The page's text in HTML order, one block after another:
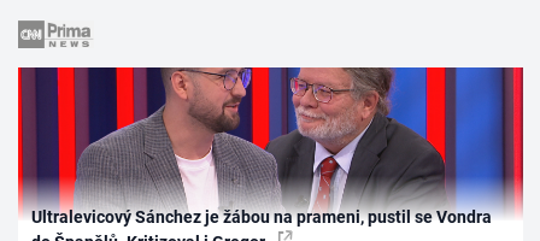
Ultralevicový Sánchez je žábou na prameni, pustil se Vondra